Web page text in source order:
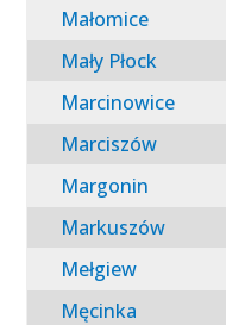
Małomice
Mały Płock
Marcinowice
Marciszów
Margonin
Markuszów
Mełgiew
Męcinka